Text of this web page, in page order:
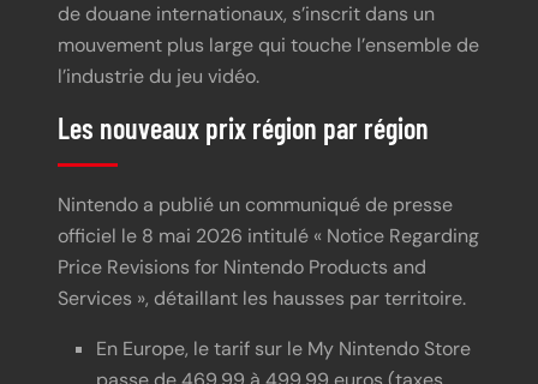
de douane internationaux, s’inscrit dans un
mouvement plus large qui touche l’ensemble de
l’industrie du jeu vidéo.
Les nouveaux prix région par région
Nintendo a publié un communiqué de presse
officiel le 8 mai 2026 intitulé « Notice Regarding
Price Revisions for Nintendo Products and
Services », détaillant les hausses par territoire.
En Europe, le tarif sur le My Nintendo Store